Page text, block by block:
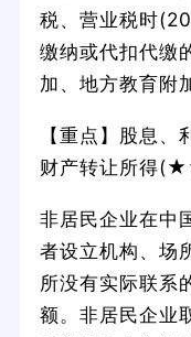
税、营业税时
缴纳或代扣代缴
加、地方教育附
【重点】股息
财产转让所得
非居民企业在中
者设立机构、场
所没有实际联系
额。非居民企业